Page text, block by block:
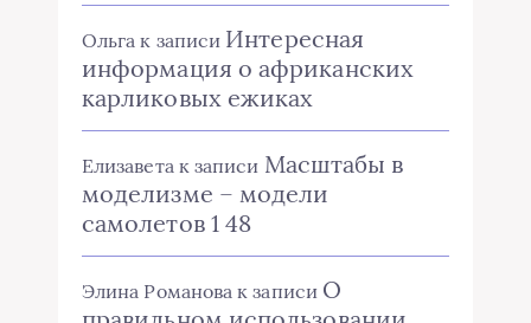
Ольга к записи Интересная
информация о африканских
карликовых ежиках
Елизаветак записи Масштабы в
моделизме – модели
самолетов 1 48
Элина Романова к записи О